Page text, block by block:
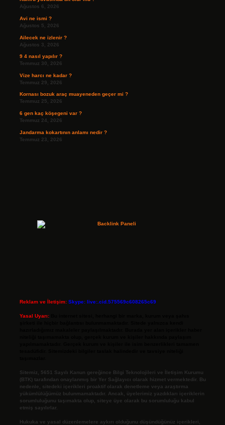
Ağustos 6, 2026
Avi ne ismi ?
Ağustos 5, 2026
Ailecek ne izlenir ?
Ağustos 3, 2026
9 4 nasıl yapılır ?
Temmuz 30, 2026
Vize harcı ne kadar ?
Temmuz 29, 2026
Kornası bozuk araç muayeneden geçer mi ?
Temmuz 25, 2026
6 gen kaç köşegeni var ?
Temmuz 24, 2026
Jandarma kokartının anlamı nedir ?
Temmuz 23, 2026
Reklam ve İletişim: Skype: live:.cid.575569c608265c69
Yasal Uyarı:
Sitemiz, 5651 Sayılı Kanun gereğince Bilgi Teknolojileri ve İletişim Kurumu
(BTK) tarafından onaylanmış bir Yer Sağlayıcı olarak hizmet vermektedir. Bu
nedenle, sitedeki içerikleri proaktif olarak denetleme veya araştırma
yükümlülüğümüz bulunmamaktadır. Ancak, üyelerimiz yazdıkları içeriklerin
sorumluluğunu taşımakta olup, siteye üye olarak bu sorumluluğu kabul
etmiş sayılırlar.
Hukuka ve yasal düzenlemelere aykırı olduğunu düşündüğünüz içerikleri,